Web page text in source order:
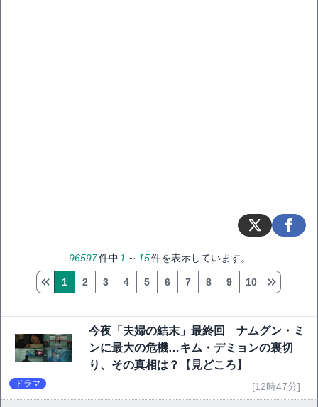
96597件中 1 ～ 15件を表示しています。
1 2 3 4 5 6 7 8 9 10
今夜「夫婦の結末」最終回 ナムグン・ミ
ンに最大の危機…キム・デミョンの裏切
り、その真相は？【見どころ】
ドラマ [12時47分]